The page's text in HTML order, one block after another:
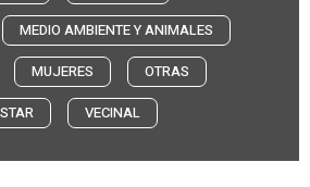
MEDIO AMBIENTE Y ANIMALES
MUJERES
OTRAS
VECINAL